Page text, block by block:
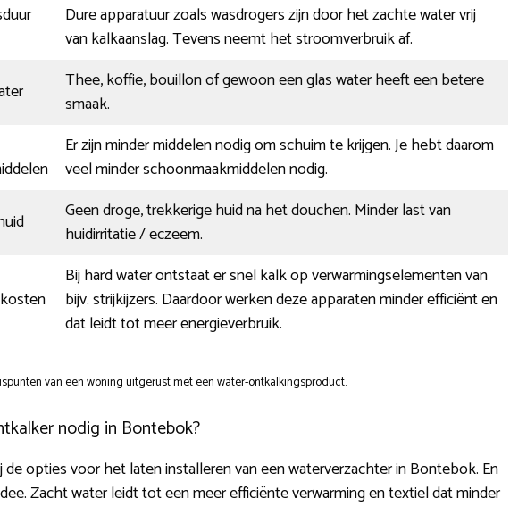
Dure apparatuur zoals wasdrogers zijn door het zachte water vrij
van kalkaanslag. Tevens neemt het stroomverbruik af.
Thee, koffie, bouillon of gewoon een glas water heeft een betere
smaak.
Er zijn minder middelen nodig om schuim te krijgen. Je hebt daarom
veel minder schoonmaakmiddelen nodig.
Geen droge, trekkerige huid na het douchen. Minder last van
huidirritatie / eczeem.
Bij hard water ontstaat er snel kalk op verwarmingselementen van
bijv. strijkijzers. Daardoor werken deze apparaten minder efficiënt en
dat leidt tot meer energieverbruik.
van een woning uitgerust met een water-ontkalkingsproduct.
nodig in Bontebok?
opties voor het laten installeren van een waterverzachter in Bontebok. En
Zacht water leidt tot een meer efficiënte verwarming en textiel dat minder